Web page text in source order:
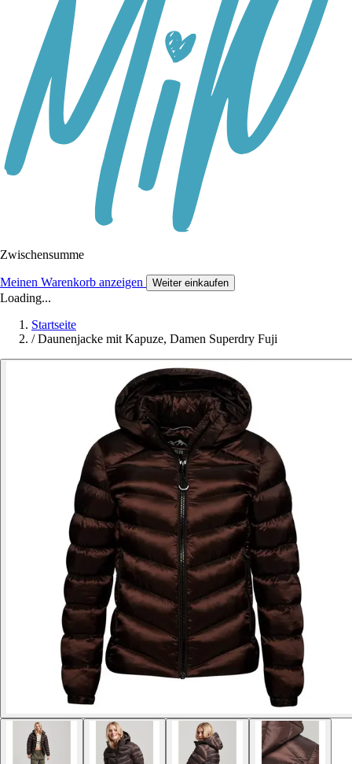
Zwischensumme
Meinen Warenkorb anzeigen Weiter einkaufen
Loading...
Startseite
/ Daunenjacke mit Kapuze, Damen Superdry Fuji